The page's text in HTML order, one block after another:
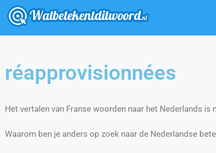
réapprovisionnées
Het vertalen van Franse woorden naar het Nederlands is
Waarom ben je anders op zoek naar de Nederlandse